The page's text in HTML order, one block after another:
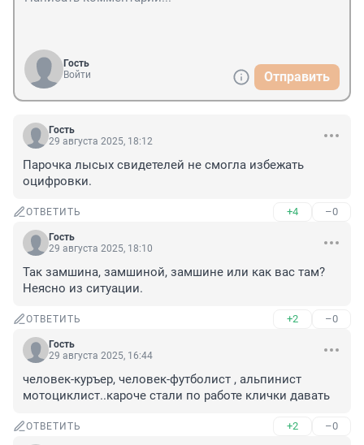
Гость
Войти
Отправить
Гость
29 августа 2025, 18:12
Парочка лысых свидетелей не смогла избежать
оцифровки.
ОТВЕТИТЬ +4 –0
Гость
29 августа 2025, 18:10
Так замшина, замшиной, замшине или как вас там?
Неясно из ситуации.
ОТВЕТИТЬ +2 –0
Гость
29 августа 2025, 16:44
человек-куръер, человек-футболист , альпинист
мотоциклист..кароче стали по работе клички давать
ОТВЕТИТЬ +2 –0